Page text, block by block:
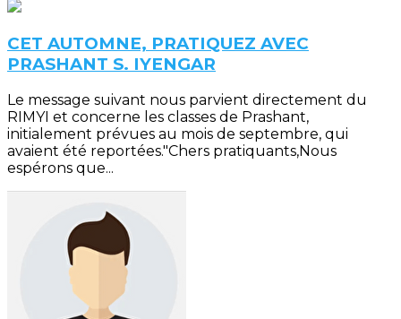
CET AUTOMNE, PRATIQUEZ AVEC
PRASHANT S. IYENGAR
Le message suivant nous parvient directement du
RIMYI et concerne les classes de Prashant,
initialement prévues au mois de septembre, qui
avaient été reportées."Chers pratiquants,Nous
espérons que...